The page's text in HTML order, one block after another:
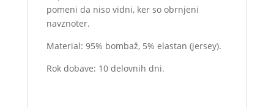
pomeni da niso vidni, ker so obrnjeni
navznoter.
Material: 95% bombaž, 5% elastan (jersey).
Rok dobave: 10 delovnih dni.